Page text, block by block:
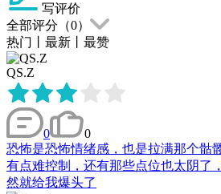
写评价
全部评分（0）
热门
最新 最赞
QS.Z
0
0
恐怖是恐怖情绪感，也是拉满那个骷
有点难控制，还有那些点位也太阴了
然就给我爆头了